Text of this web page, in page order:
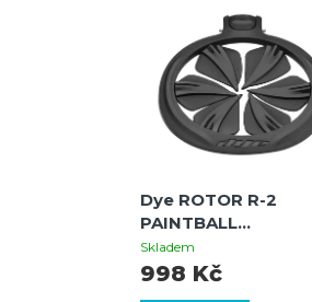
Dye ROTOR R-2
PAINTBALL
HOPPER/LOADER
QUICK FEED (BLACK)
Skladem
998 Kč